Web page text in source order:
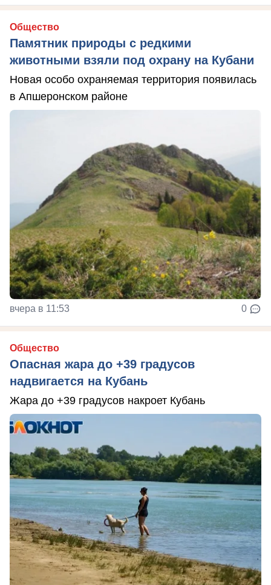
Общество
Памятник природы с редкими
животными взяли под охрану на Кубани
Новая особо охраняемая территория появилась
в Апшеронском районе
вчера в 11:53 0
Общество
Опасная жара до +39 градусов
надвигается на Кубань
Жара до +39 градусов накроет Кубань